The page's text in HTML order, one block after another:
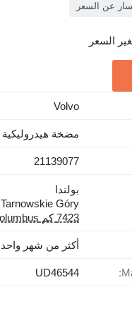
عن السعر
السعر
Volvo
مضخة هيدروليكية
21139077
بولندا
Tarnowskie Góry
7423 كم to "United States/Columbus"
أكثر من شهر واحد
UD46544